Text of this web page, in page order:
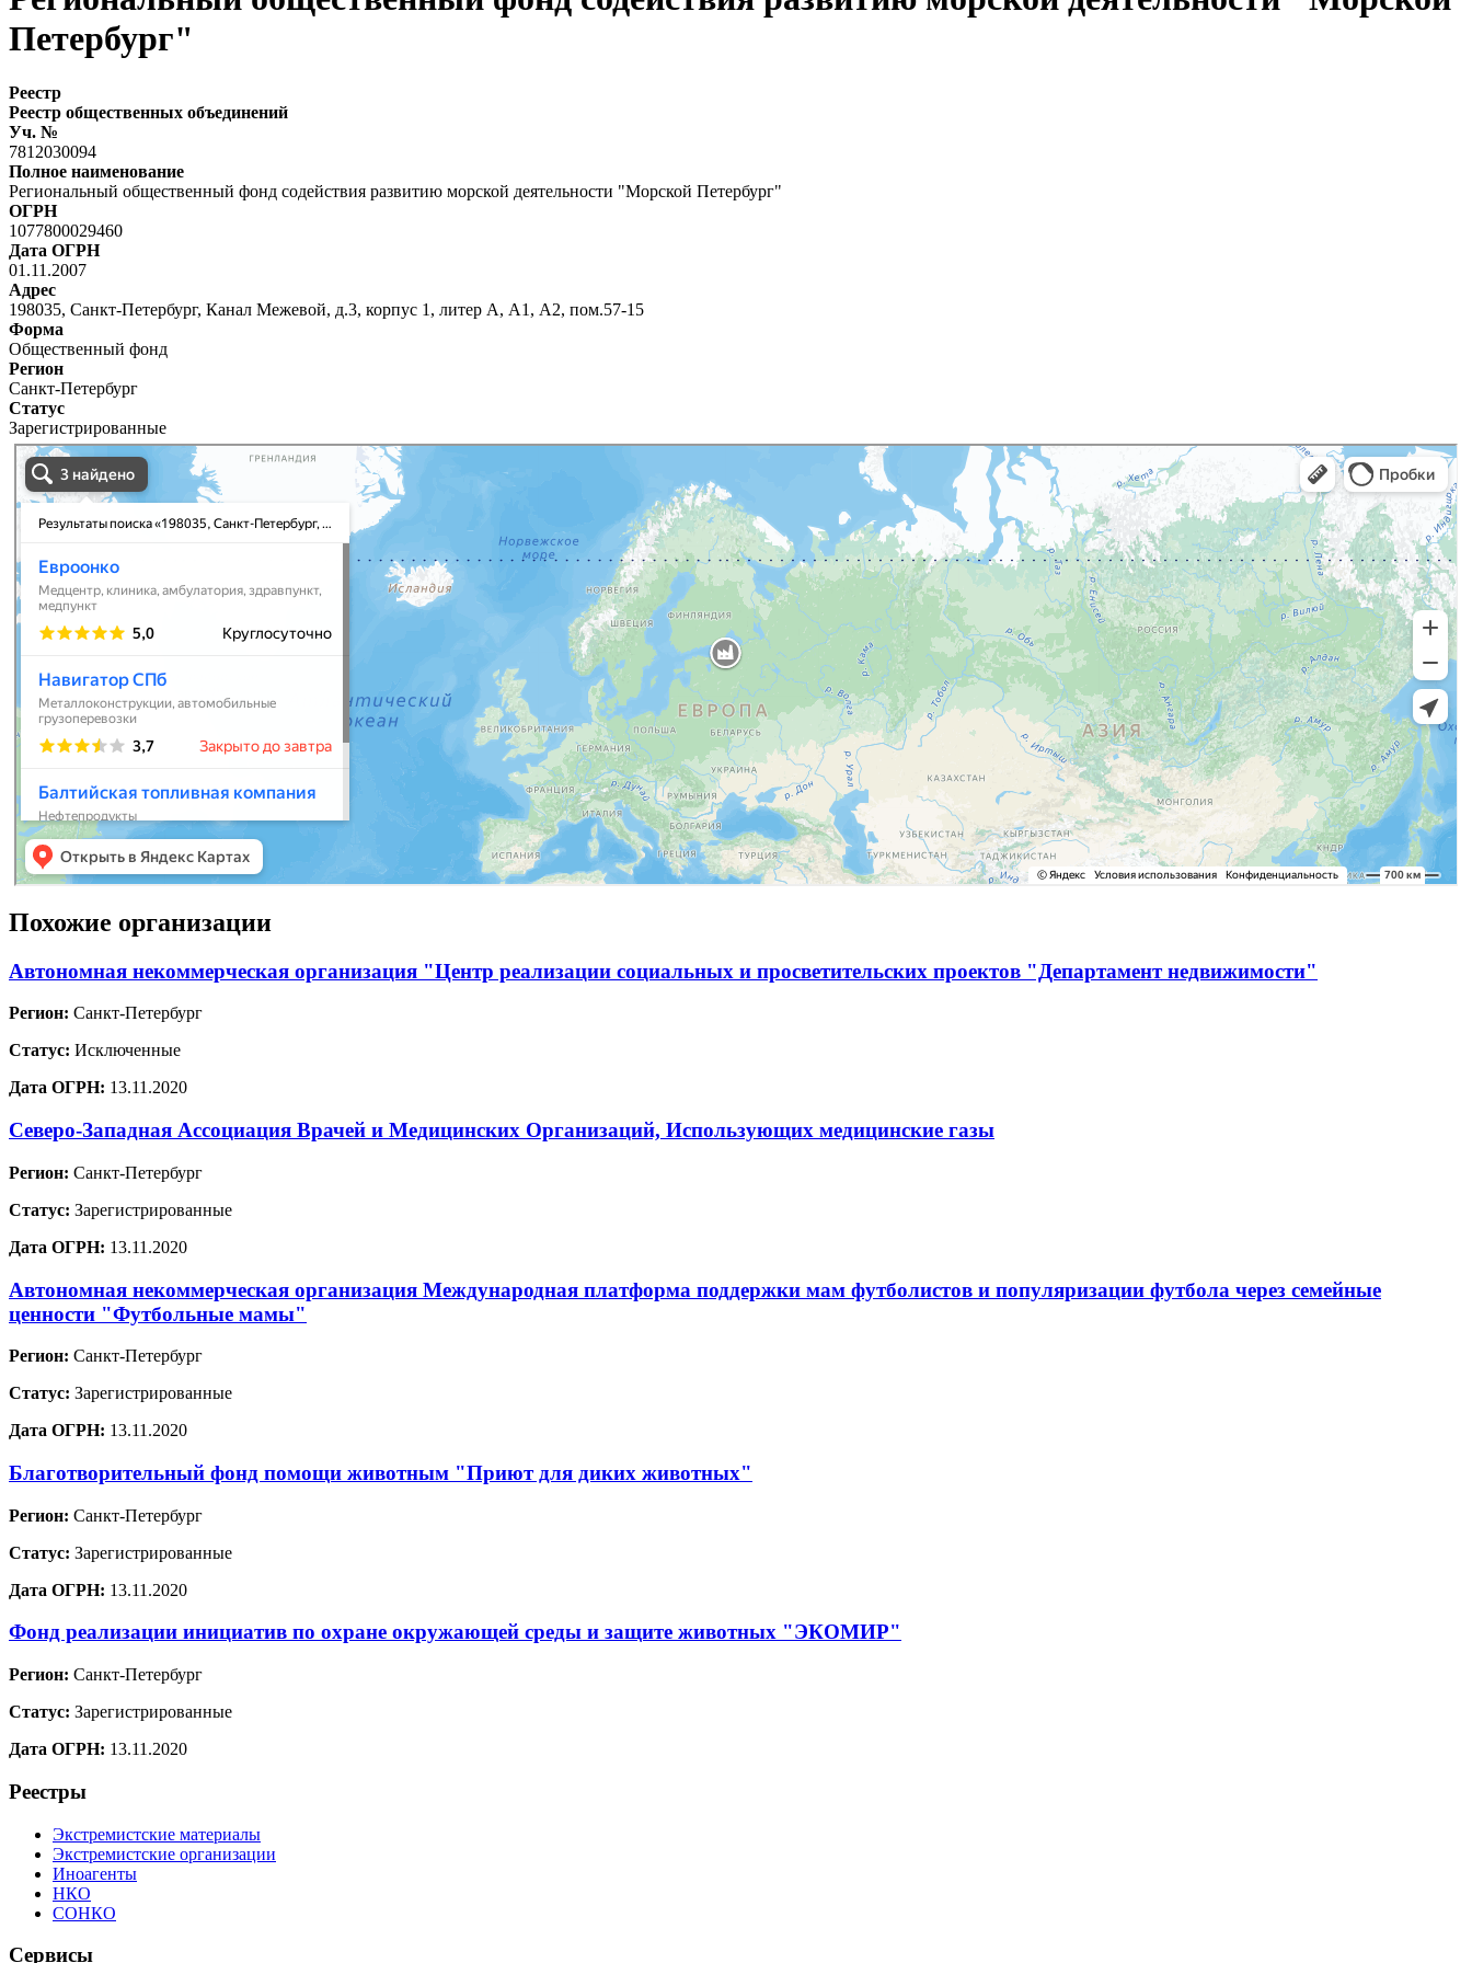
Петербург"
Реестр
Реестр общественных объединений
Уч. №
7812030094
Полное наименование
Региональный общественный фонд содействия развитию морской деятельности "Морской Петербург"
ОГРН
1077800029460
Дата ОГРН
01.11.2007
Адрес
198035, Санкт-Петербург, Канал Межевой, д.3, корпус 1, литер А, А1, А2, пом.57-15
Форма
Общественный фонд
Регион
Санкт-Петербург
Статус
Зарегистрированные
Похожие организации
Автономная некоммерческая организация "Центр реализации социальных и просветительских проектов "Департамент недвижимости"
Регион: Санкт-Петербург
Статус: Исключенные
Дата ОГРН: 13.11.2020
Северо-Западная Ассоциация Врачей и Медицинских Организаций, Использующих медицинские газы
Регион: Санкт-Петербург
Статус: Зарегистрированные
Дата ОГРН: 13.11.2020
Автономная некоммерческая организация Международная платформа поддержки мам футболистов и популяризации футбола через семейные
ценности "Футбольные мамы"
Регион: Санкт-Петербург
Статус: Зарегистрированные
Дата ОГРН: 13.11.2020
Благотворительный фонд помощи животным "Приют для диких животных"
Регион: Санкт-Петербург
Статус: Зарегистрированные
Дата ОГРН: 13.11.2020
Фонд реализации инициатив по охране окружающей среды и защите животных "ЭКОМИР"
Регион: Санкт-Петербург
Статус: Зарегистрированные
Дата ОГРН: 13.11.2020
Реестры
Экстремистские материалы
Экстремистские организации
Иноагенты
НКО
СОНКО
Сервисы